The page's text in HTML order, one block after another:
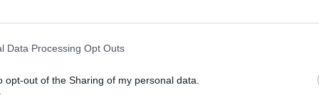
Data Processing Opt Outs
opt-out of the Sharing of my personal data.
in mehrere Sprachen übersetzt und
Er ergänzt sein Werk mit Workbooks und
erinnert: Hauptwerk, Ableitungen, Live-
anschauliche Beispiele, handhabbare